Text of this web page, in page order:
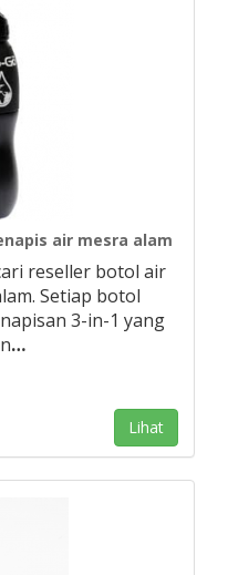
air mesra alam
reseller botol air
Setiap botol
3-in-1 yang
…
Lihat